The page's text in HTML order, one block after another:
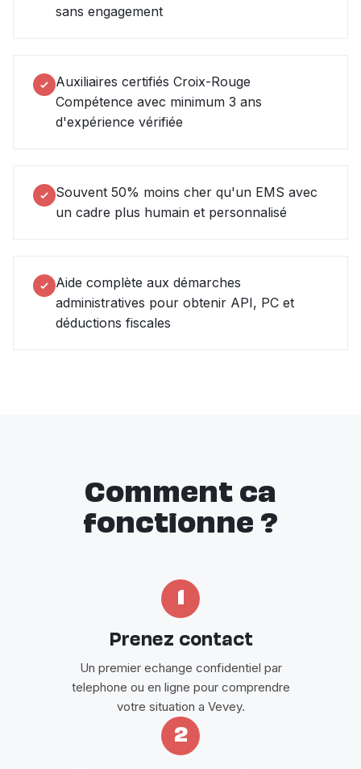
sans engagement
Auxiliaires certifiés Croix-Rouge
Compétence avec minimum 3 ans
d'expérience vérifiée
Souvent 50% moins cher qu'un EMS avec
un cadre plus humain et personnalisé
Aide complète aux démarches
administratives pour obtenir API, PC et
déductions fiscales
Comment ca
fonctionne ?
Prenez contact
Un premier echange confidentiel par
telephone ou en ligne pour comprendre
votre situation a Vevey.
2